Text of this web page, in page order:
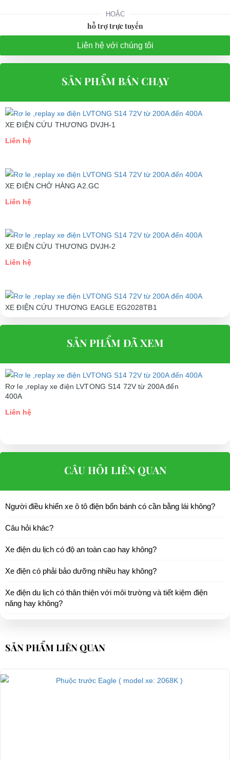
HOẶC
hỗ trợ trực tuyến
Liên hệ với chúng tôi
SẢN PHẨM BÁN CHẠY
XE ĐIỆN CỨU THƯƠNG DVJH-1
Liên hệ
XE ĐIỆN CHỞ HÀNG A2.GC
Liên hệ
XE ĐIỆN CỨU THƯƠNG DVJH-2
Liên hệ
XE ĐIỆN CỨU THƯƠNG EAGLE EG2028TB1
Liên hệ
SẢN PHẨM ĐÃ XEM
Rơ le ,replay xe điện LVTONG S14 72V từ 200A đến
400A
Liên hệ
CÂU HỎI LIÊN QUAN
Người điều khiển xe ô tô điện bốn bánh có cần bằng lái không?
Câu hỏi khác?
Xe điện du lịch có độ an toàn cao hay không?
Xe điện có phải bảo dưỡng nhiều hay không?
Xe điện du lịch có thân thiện với môi trường và tiết kiệm điện
năng hay không?
SẢN PHẨM LIÊN QUAN